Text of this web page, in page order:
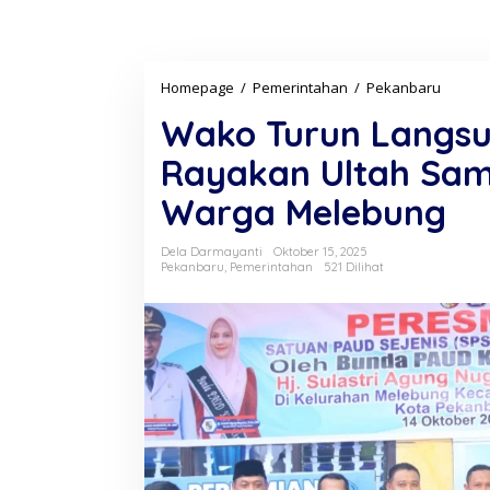
Homepage / Pemerintahan / Pekanbaru
k
o
T
u
r
u
n
g
s
u
n
g
!
A
u
Wako Turun
Rayakan Ultah
Warga Melebung
Dela Darmayanti
Oktober 15, 2025
Pekanbaru, Pemerintahan 521 Dilihat